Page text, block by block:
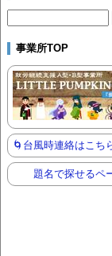
事業所TOP
🌀台風時連絡はこち
題名で探せるペ